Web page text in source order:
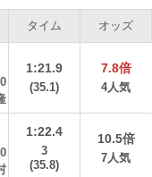
タイム オッズ
1:21.9
(35.1)
7.8倍
4人気
1:22.4
3
(35.8)
10.5倍
7人気